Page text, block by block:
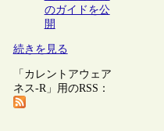
のガイドを公
開
続きを見る
「カレントアウェア
ネス-R」用のRSS：